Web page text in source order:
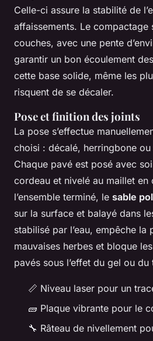
Celle-ci assure la stabilité de
affaissements. Le compactage
couches, avec une pente
garantir un bon écoulement
cette base solide, même les
risquent de se décaler.
Pose et finition des joints
La pose s’effectue
choisi : décalé, herringbone
Chaque pavé est posé avec
cordeau et nivelé au maillet
l’ensemble terminé, le sable
sur la surface et balayé dans
stabilisé par l’eau, empêche la
mauvaises herbes et bloque
pavés sous l’effet du gel ou du
📏 Niveau laser pour un
🧱 Plaque vibrante pour le
🔧 Râteau de nivellement